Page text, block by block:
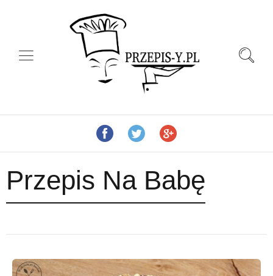
Przepis Na Babę